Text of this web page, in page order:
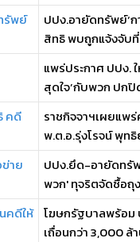
รัพย์
ปปง.อายัดทรัพย์‘
สิทธิ พบถูกแจ้งจับที่
แพร่ประกาศ ปปง.
สุดใจ’กับพวก ปก
คดี
ราชกิจจาฯเผยแพ
พ.ต.อ.รุ่งโรจน์ พุท
าย
ปปง.ยึด-อายัดทรัพ
พวก' ทุจริตจัดซื้อถุง
คดีให้ โฆษกรัฐบาลพร้อม
เถื่อนกว่า 3,000